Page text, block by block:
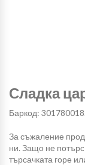
Сладка
Баркод:
За съжаление
ни. Защо не
търсачката горе